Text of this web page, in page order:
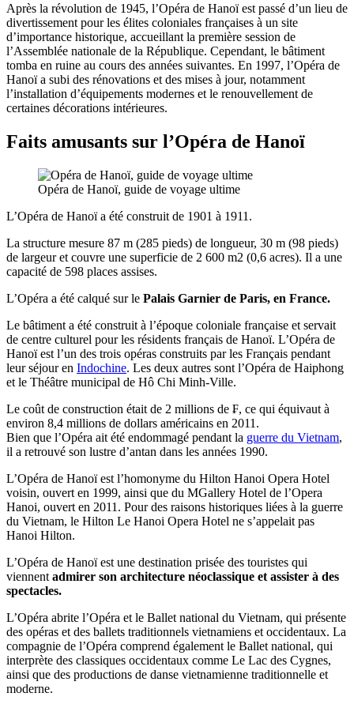
Après la révolution de 1945, l’Opéra de Hanoï est passé d’un lieu de
divertissement pour les élites coloniales françaises à un site
d’importance historique, accueillant la première session de
l’Assemblée nationale de la République. Cependant, le bâtiment
tomba en ruine au cours des années suivantes. En 1997, l’Opéra de
Hanoï a subi des rénovations et des mises à jour, notamment
l’installation d’équipements modernes et le renouvellement de
certaines décorations intérieures.
Faits amusants sur l’Opéra de Hanoï
Opéra de Hanoï, guide de voyage ultime
L’Opéra de Hanoï a été construit de 1901 à 1911.
La structure mesure 87 m (285 pieds) de longueur, 30 m (98 pieds)
de largeur et couvre une superficie de 2 600 m2 (0,6 acres). Il a une
capacité de 598 places assises.
L’Opéra a été calqué sur le Palais Garnier de Paris, en France.
Le bâtiment a été construit à l’époque coloniale française et servait
de centre culturel pour les résidents français de Hanoï. L’Opéra de
Hanoï est l’un des trois opéras construits par les Français pendant
leur séjour en Indochine. Les deux autres sont l’Opéra de Haiphong
et le Théâtre municipal de Hô Chi Minh-Ville.
Le coût de construction était de 2 millions de ₣, ce qui équivaut à
environ 8,4 millions de dollars américains en 2011.
Bien que l’Opéra ait été endommagé pendant la guerre du Vietnam,
il a retrouvé son lustre d’antan dans les années 1990.
L’Opéra de Hanoï est l’homonyme du Hilton Hanoi Opera Hotel
voisin, ouvert en 1999, ainsi que du MGallery Hotel de l’Opera
Hanoi, ouvert en 2011. Pour des raisons historiques liées à la guerre
du Vietnam, le Hilton Le Hanoi Opera Hotel ne s’appelait pas
Hanoi Hilton.
L’Opéra de Hanoï est une destination prisée des touristes qui
viennent admirer son architecture néoclassique et assister à des
spectacles.
L’Opéra abrite l’Opéra et le Ballet national du Vietnam, qui présente
des opéras et des ballets traditionnels vietnamiens et occidentaux. La
compagnie de l’Opéra comprend également le Ballet national, qui
interprète des classiques occidentaux comme Le Lac des Cygnes,
ainsi que des productions de danse vietnamienne traditionnelle et
moderne.